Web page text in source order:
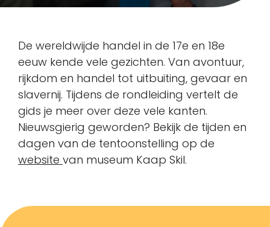
De wereldwijde handel in de 17e en 18e
eeuw kende vele gezichten. Van avontuur,
rijkdom en handel tot uitbuiting, gevaar en
slavernij. Tijdens de rondleiding vertelt de
gids je meer over deze vele kanten.
Nieuwsgierig geworden? Bekijk de tijden en
dagen van de tentoonstelling op de
website van museum Kaap Skil.